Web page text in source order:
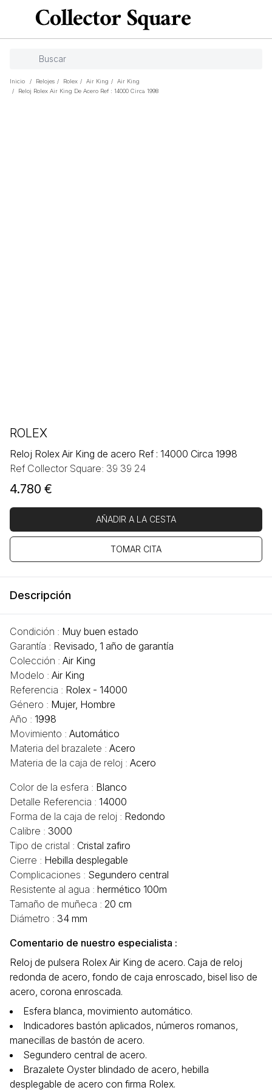
Inicio / Relojes / Rolex / Air King /
Air King
/
Reloj Rolex Air King De Acero Ref : 14000 Circa 1998
ROLEX
Reloj Rolex Air King de acero Ref : 14000 Circa 1998
Ref Collector Square: 39 39 24
4.780 €
AÑADIR A LA CESTA
TOMAR CITA
Descripción
Condición : Muy buen estado
Garantía : Revisado, 1 año de garantía
Colección : Air King
Modelo : Air King
Referencia : Rolex - 14000
Género : Mujer, Hombre
Año : 1998
Movimiento : Automático
Materia del brazalete : Acero
Materia de la caja de reloj : Acero
Color de la esfera : Blanco
Detalle Referencia : 14000
Forma de la caja de reloj : Redondo
Calibre : 3000
Tipo de cristal : Cristal zafiro
Cierre : Hebilla desplegable
Complicaciones : Segundero central
Resistente al agua : hermético 100m
Tamaño de muñeca : 20 cm
Diámetro : 34 mm
Comentario de nuestro especialista :
Reloj de pulsera Rolex Air King de acero. Caja de reloj
redonda de acero, fondo de caja enroscado, bisel liso de
acero, corona enroscada.
Esfera blanca, movimiento automático.
Indicadores bastón aplicados, números romanos,
manecillas de bastón de acero.
Segundero central de acero.
Brazalete Oyster blindado de acero, hebilla
desplegable de acero con firma Rolex.